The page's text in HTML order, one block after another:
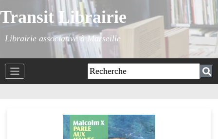
Transit Librairie
Librairie associative à Marseille